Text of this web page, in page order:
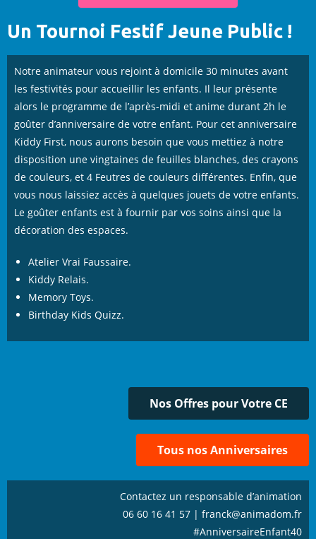
Un Tournoi Festif Jeune Public !
Notre animateur vous rejoint à domicile 30 minutes avant
les festivités pour accueillir les enfants. Il leur présente
alors le programme de l’après-midi et anime durant 2h le
goûter d’anniversaire de votre enfant. Pour cet anniversaire
Kiddy First, nous aurons besoin que vous mettiez à notre
disposition une vingtaines de feuilles blanches, des crayons
de couleurs, et 4 Feutres de couleurs différentes. Enfin, que
vous nous laissiez accès à quelques jouets de votre enfants.
Le goûter enfants est à fournir par vos soins ainsi que la
décoration des espaces.
Atelier Vrai Faussaire.
Kiddy Relais.
Memory Toys.
Birthday Kids Quizz.
Nos Offres pour Votre CE
Tous nos Anniversaires
Contactez un responsable d’animation
06 60 16 41 57 | franck@animadom.fr
#AnniversaireEnfant40